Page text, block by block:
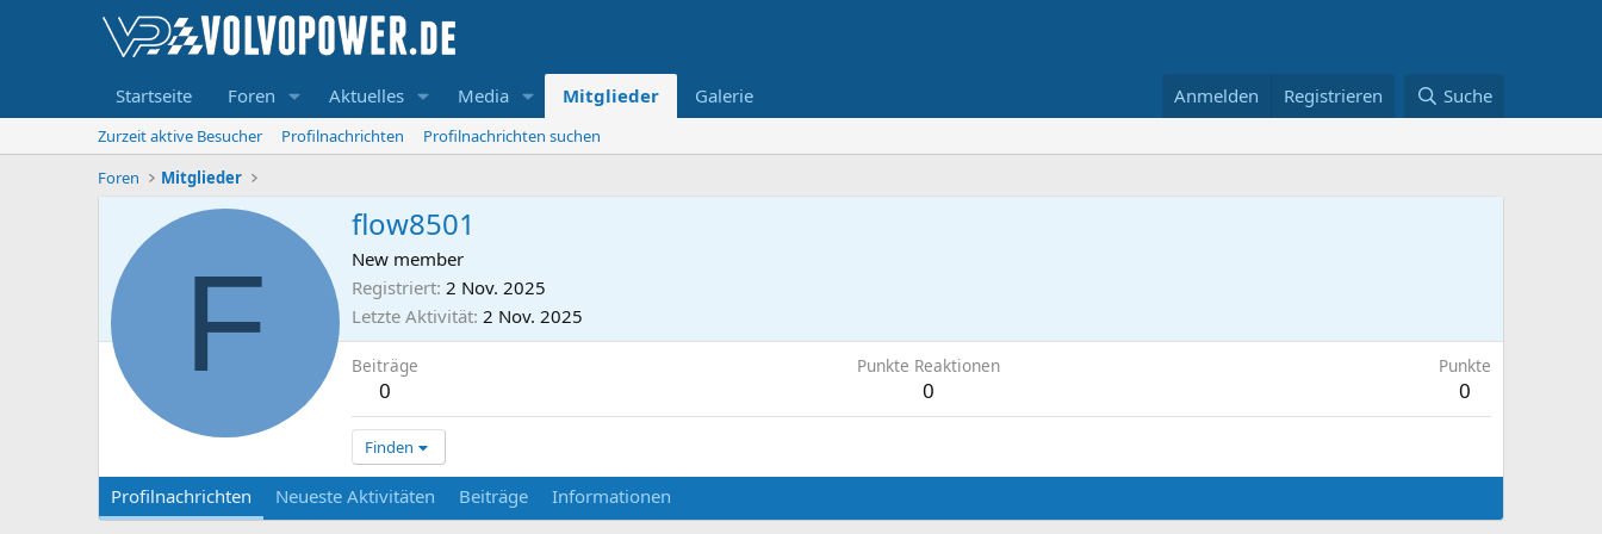
Startseite Foren Aktuelles Media Mitglieder Galerie Anmelden Registrieren Suche
Zurzeit aktive Besucher Profilnachrichten
Profilnachrichten suchen
Foren
Mitglieder
F
flow8501
New member
Registriert 2 Nov. 2025
Letzte Aktivität 2 Nov. 2025
Beiträge
0
Punkte Reaktionen
0
Punkte
0
Finden
Profilnachrichten Neueste Aktivitäten Beiträge Informationen